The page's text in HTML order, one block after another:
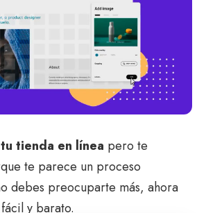
tu tienda en línea pero te
te parece un proceso
debes preocuparte más, ahora
y barato.